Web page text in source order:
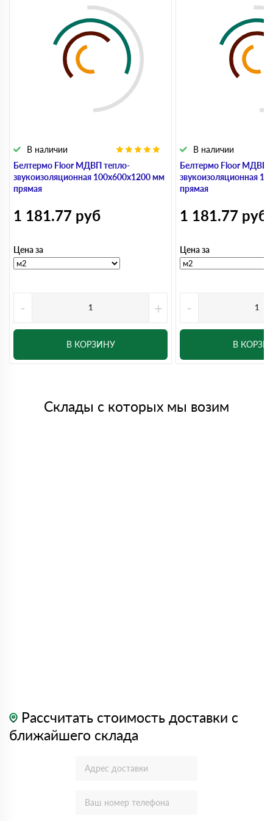
Белтермо Floor МДВП тепло-
звукоизоляционная 100х600х1200 мм
прямая
В наличии
1 181.77 руб
Цена за
- +
В КОРЗИНУ
Белтермо Floor МДВП
звукоизоляционная
прямая
В наличии
1 181.77 руб
Цена за
-
В
Склады с которых мы возим
Рассчитать стоимость доставки с
ближайшего склада